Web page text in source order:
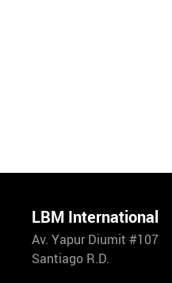
LBM International
Av. Yapur Diumit #107
Santiago R.D.